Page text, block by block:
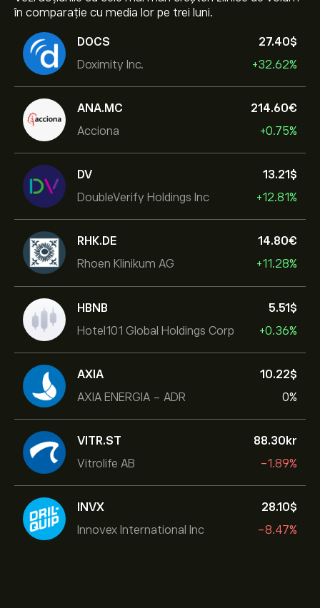
în comparație cu media lor pe trei luni.
DOCS
Doximity Inc.
27.40‎$‎
+32.62%
ANA.MC
Acciona
214.60‎€‎
+0.75%
DV
DoubleVerify Holdings Inc
13.21‎$‎
+12.81%
RHK.DE
Rhoen Klinikum AG
14.80‎€‎
+11.28%
HBNB
Hotel101 Global Holdings Corp
5.51‎$‎
+0.36%
AXIA
AXIA ENERGIA - ADR
10.22‎$‎
0%
VITR.ST
Vitrolife AB
88.30‎kr‎
-1.89%
INVX
Innovex International Inc
28.10‎$‎
-8.47%